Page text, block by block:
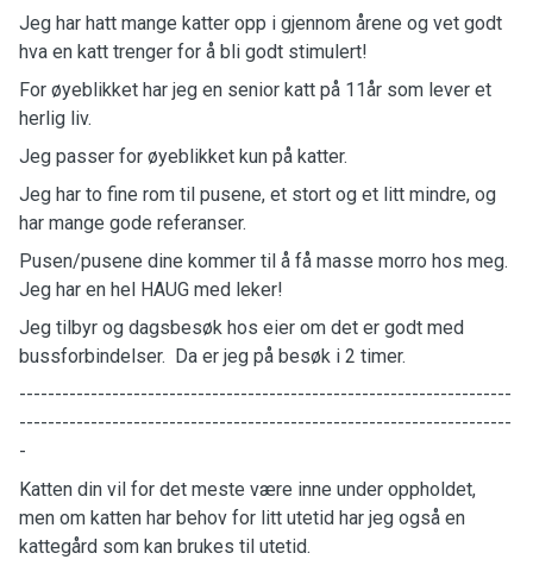
Jeg har hatt mange katter opp i gjennom årene og vet godt
hva en katt trenger for å bli godt stimulert!
For øyeblikket har jeg en senior katt på 11år som lever et
herlig liv.
Jeg passer for øyeblikket kun på katter.
Jeg har to fine rom til pusene, et stort og et litt mindre, og
har mange gode referanser.
Pusen/pusene dine kommer til å få masse morro hos meg.
Jeg har en hel HAUG med leker!
Jeg tilbyr og dagsbesøk hos eier om det er godt med
bussforbindelser. Da er jeg på besøk i 2 timer.
---------------------------------------------------------------------
---------------------------------------------------------------------
-
Katten din vil for det meste være inne under oppholdet,
men om katten har behov for litt utetid har jeg også en
kattegård som kan brukes til utetid.